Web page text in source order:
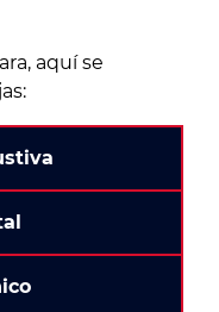
aquí se